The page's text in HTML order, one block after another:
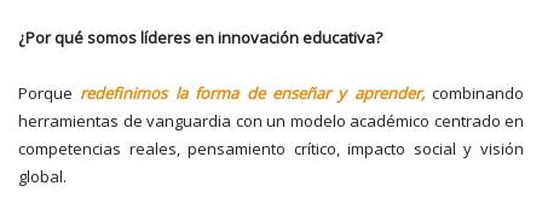
¿Por qué somos líderes en innovación educativa?
Porque redefinimos la forma de enseñar y aprender,combinando
herramientas de vanguardia con un modelo académico centrado en
competencias reales, pensamiento crítico, impacto social y visión
global.